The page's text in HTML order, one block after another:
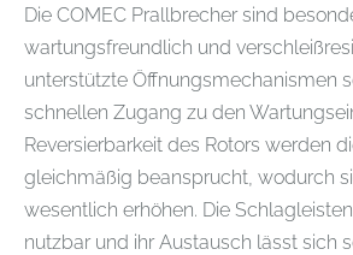
Die COMEC Prallbrecher sind
wartungsfreundlich und
unterstützte Öffnungsmechanismen
schnellen Zugang zu den
Reversierbarkeit des Rotors werden
gleichmäßig beansprucht, wodurch
wesentlich erhöhen. Die
nutzbar und ihr Austausch lässt sich